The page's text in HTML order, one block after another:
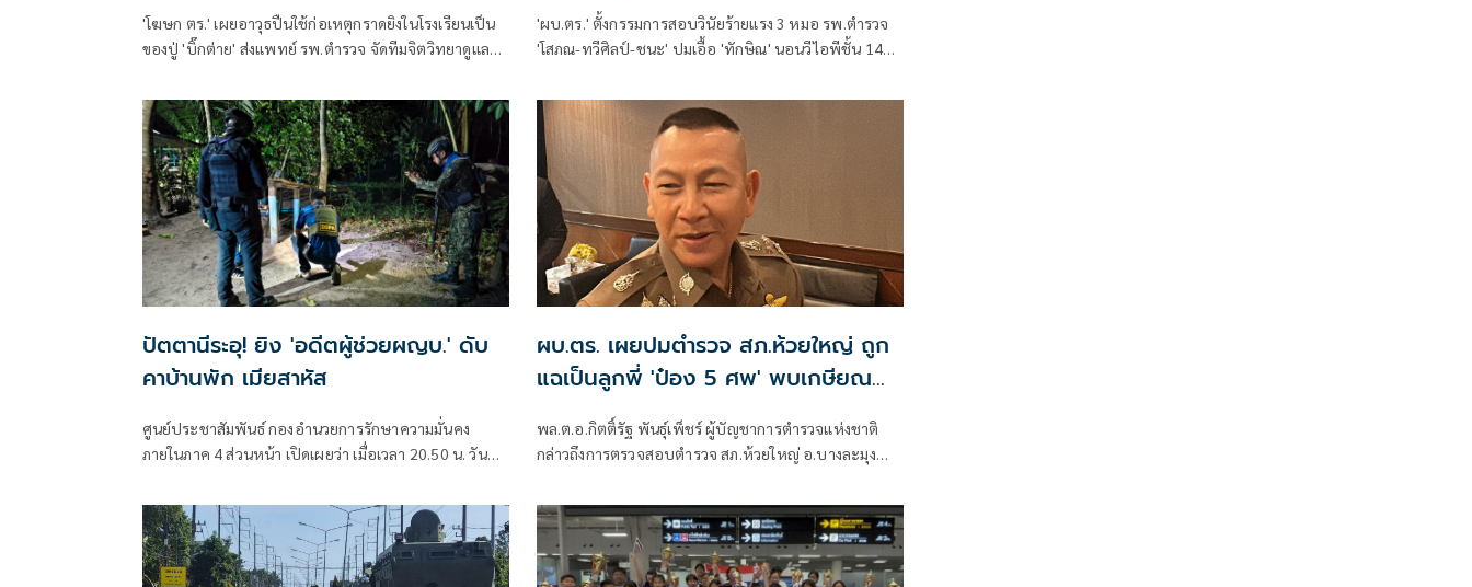
'โฆษก ตร.' เผยอาวุธปืนใช้ก่อเหตุกราดยิงในโรงเรียนเป็น
ของปู่ 'บิ๊กต่าย' ส่งแพทย์ รพ.ตำรวจ จัดทีมจิตวิทยาดูแล
'ผบ.ตร.' ตั้งกรรมการสอบวินัยร้ายแรง 3 หมอ รพ.ตำรวจ
'โสภณ-ทวีศิลป์-ชนะ' ปมเอื้อ 'ทักษิณ' นอนวีไอพีชั้น 14
ปัตตานีระอุ! ยิง 'อดีตผู้ช่วยผญบ.' ดับ
คาบ้านพัก เมียสาหัส
ศูนย์ประชาสัมพันธ์ กองอำนวยการรักษาความมั่นคง
ภายในภาค 4 ส่วนหน้า เปิดเผยว่า เมื่อเวลา 20.50 น. วันที่
ลอบยิงนายรียะ อาแว อดีตผู้ช่วยผู้ใหญ่บ้านหมู่ที่ 5
ผบ.ตร. เผยปมตำรวจ สภ.ห้วยใหญ่ ถูก
แฉเป็นลูกพี่ 'ป๋อง 5 ศพ' พบเกษียณ
อายุตั้งแต่ปี 57
พล.ต.อ.กิตติ์รัฐ พันธุ์เพ็ชร์ ผู้บัญชาการตำรวจแห่งชาติ
กล่าวถึงการตรวจสอบตำรวจ สภ.ห้วยใหญ่ อ.บางละมุง
ศพ ข่มขืนและข่มขู่ออกมาระบุว่า นายป๋องเป็นเด็กเดินยา
ของตำรวจ สภ.ห้วยใหญ่